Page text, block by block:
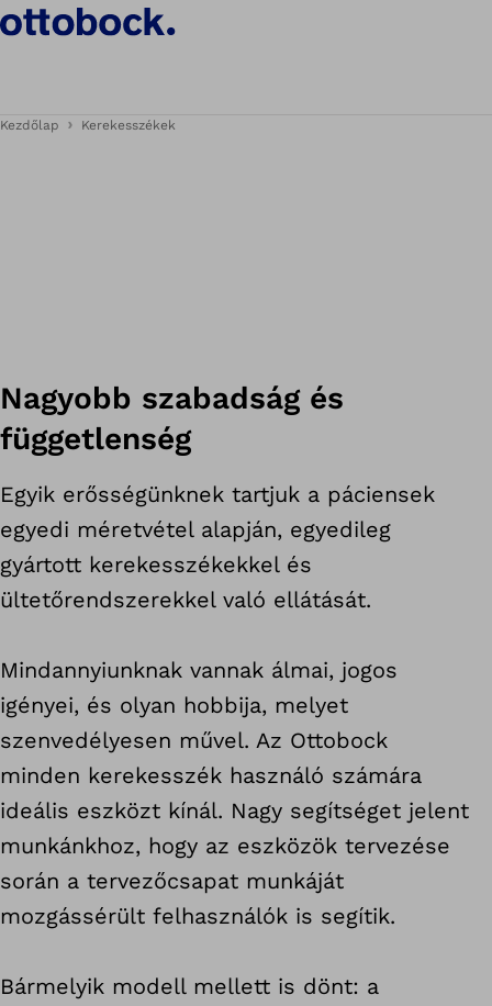
Kezdőlap Kerekesszékek
Nagyobb szabadság és
függetlenség
Egyik erősségünknek tartjuk a páciensek
egyedi méretvétel alapján, egyedileg
gyártott kerekesszékekkel és
ültetőrendszerekkel való ellátását.
Mindannyiunknak vannak álmai, jogos
igényei, és olyan hobbija, melyet
szenvedélyesen művel. Az Ottobock
minden kerekesszék használó számára
ideális eszközt kínál. Nagy segítséget jelent
munkánkhoz, hogy az eszközök tervezése
során a tervezőcsapat munkáját
mozgássérült felhasználók is segítik.
Bármelyik modell mellett is dönt: a